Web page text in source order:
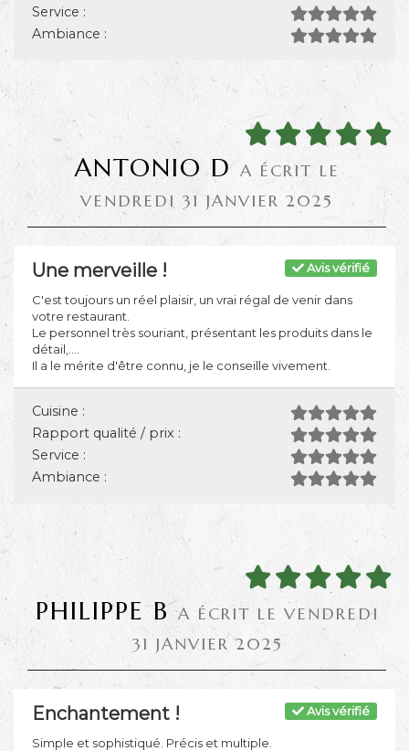
Service :
Ambiance :
ANTONIO D A ÉCRIT LE
VENDREDI 31 JANVIER 2025
Avis vérifié
Une merveille !
C'est toujours un réel plaisir, un vrai régal de venir dans
votre restaurant.
Le personnel très souriant, présentant les produits dans le
détail,....
Il a le mérite d'être connu, je le conseille vivement.
Cuisine :
Rapport qualité / prix :
Service :
Ambiance :
PHILIPPE B A ÉCRIT LE VENDREDI
31 JANVIER 2025
Avis vérifié
Enchantement !
Simple et sophistiqué. Précis et multiple.